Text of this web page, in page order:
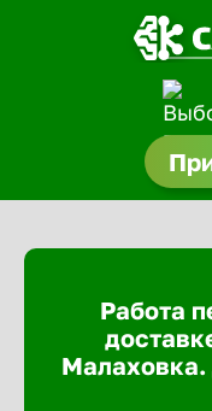
Работа
Малаховка.